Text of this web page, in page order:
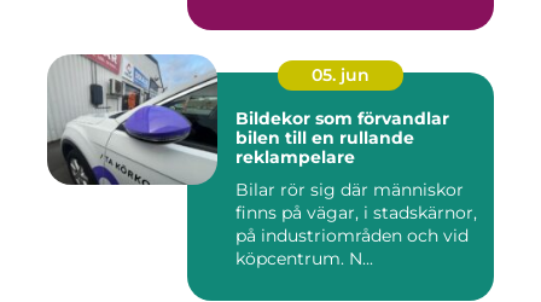
05. jun
Bildekor som förvandlar
bilen till en rullande
reklampelare
Bilar rör sig där människor
finns på vägar, i stadskärnor,
på industriområden och vid
köpcentrum. N...